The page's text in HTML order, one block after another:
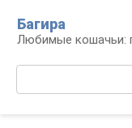
контенту
Багира
Любимые кошачьи: